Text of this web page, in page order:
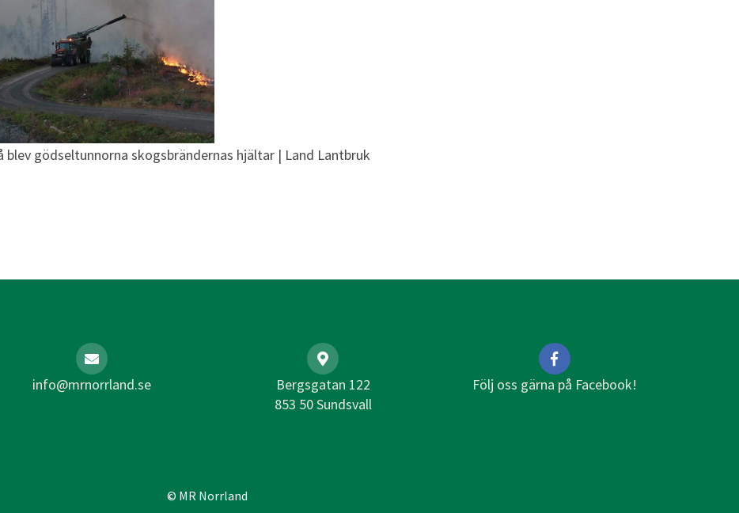
info@mrnorrland.se
Bergsgatan 122
853 50 Sundsvall
Följ oss gärna på Facebook!
© MR Norrland